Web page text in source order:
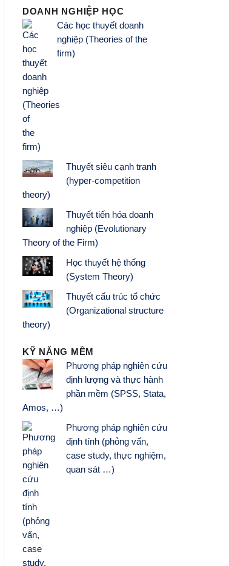
DOANH NGHIỆP HỌC
Các học thuyết doanh
nghiệp (Theories of the
firm)
Thuyết siêu cạnh tranh
(hyper-competition
theory)
Thuyết tiến hóa doanh
nghiệp (Evolutionary
Theory of the Firm)
Học thuyết hệ thống
(System Theory)
Thuyết cấu trúc tổ chức
(Organizational structure
theory)
KỸ NĂNG MỀM
Phương pháp nghiên cứu
định lượng và thực hành
phần mềm (SPSS, Stata,
Amos, …)
Phương pháp nghiên cứu
định tính (phỏng vấn,
case study, thực nghiệm,
quan sát …)